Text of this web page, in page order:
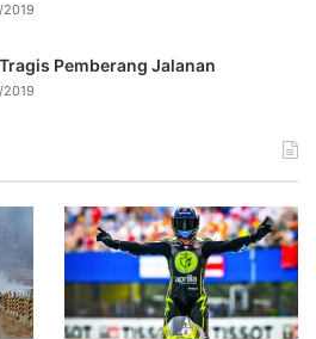
Pemberang Jalanan